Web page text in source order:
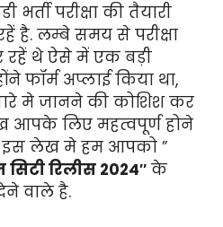
परीक्षा की तैयारी
है. लम्बे समय से परीक्षा
रहें थे ऐसे में एक बड़ी
फॉर्म अप्लाई किया था,
मे जानने की कोशिश कर
आपके लिए महत्वपूर्ण होने
इस लेख मे हम आपको ”
रिलीस 2024″ के
वाले है.